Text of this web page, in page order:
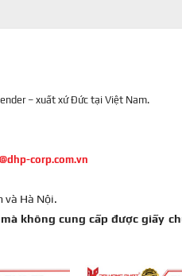
– xuất xứ Đức tại Việt Nam.
corp.com.vn
và Hà Nội.
không cung cấp được giấy